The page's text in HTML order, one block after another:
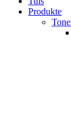
Produkte